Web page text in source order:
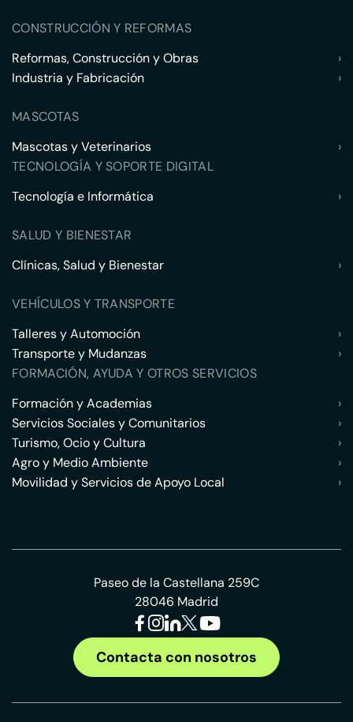
CONSTRUCCIÓN Y REFORMAS
Reformas, Construcción y Obras
›
Industria y Fabricación
›
MASCOTAS
Mascotas y Veterinarios
›
TECNOLOGÍA Y SOPORTE DIGITAL
Tecnología e Informática
›
SALUD Y BIENESTAR
Clínicas, Salud y Bienestar
›
VEHÍCULOS Y TRANSPORTE
Talleres y Automoción
›
Transporte y Mudanzas
›
FORMACIÓN, AYUDA Y OTROS SERVICIOS
Formación y Academias
›
Servicios Sociales y Comunitarios
›
Turismo, Ocio y Cultura
›
Agro y Medio Ambiente
›
Movilidad y Servicios de Apoyo Local
›
Paseo de la Castellana 259C
28046 Madrid
Contacta con nosotros